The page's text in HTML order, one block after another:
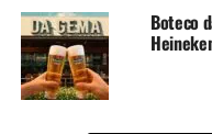
Boteco